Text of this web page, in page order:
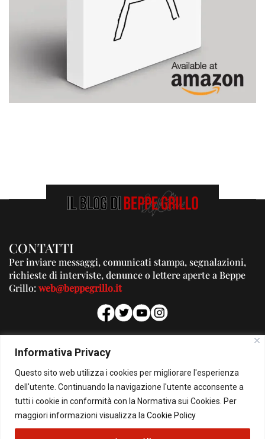
Informativa Privacy
Questo sito web utilizza i cookies per migliorare l'esperienza
dell'utente. Continuando la navigazione l'utente acconsente a
tutti i cookie in conformità con la Normativa sui Cookies. Per
maggiori informazioni visualizza la Cookie Policy
CONTATTI
Per inviare messaggi, comunicati stampa, segnalazioni,
richieste di interviste, denunce o lettere aperte a Beppe
Grillo:web@beppegrillo.it
PUBBLICITA'
Per la tua pubblicità su questo Blog:
pubblicita@beppegrillo.it